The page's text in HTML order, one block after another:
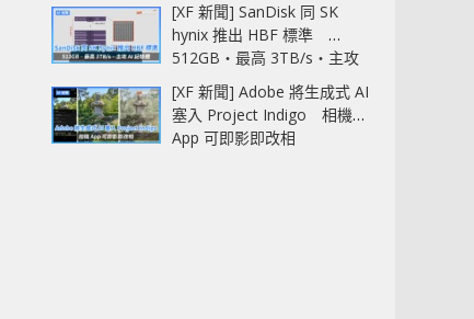
[XF 新聞] SanDisk 同 SK
hynix 推出 HBF 標準
512GB‧最高 3TB/s‧主攻
AI 記憶體
[XF 新聞] Adobe 將生成式 AI
塞入 Project Indigo 相機
App 可即影即改相